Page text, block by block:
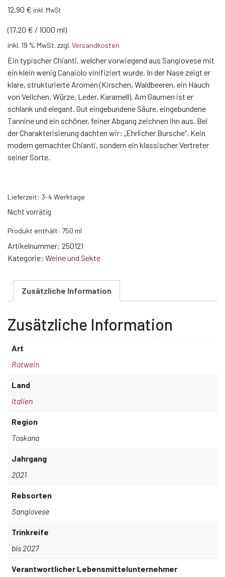
12,90 € inkl. MwSt
(17,20 € / 1000 ml)
inkl. 19 % MwSt. zzgl. Versandkosten
Ein typischer Chianti, welcher vorwiegend aus Sangiovese mit
ein klein wenig Canaiolo vinifiziert wurde. In der Nase zeigt er
klare, strukturierte Aromen (Kirschen, Waldbeeren, ein Hauch
von Veilchen, Würze, Leder, Karamell). Am Gaumen ist er
schlank und elegant. Gut eingebundene Säure, eingebundene
Tannine und ein schöner, feiner Abgang zeichnen ihn aus. Bei
der Charakterisierung dachten wir: „Ehrlicher Bursche“. Kein
modern gemachter Chianti, sondern ein klassischer Vertreter
seiner Sorte.
Lieferzeit: 3-4 Werktage
Nicht vorrätig
Produkt enthält: 750 ml
Artikelnummer: 250121
Kategorie: Weine und Sekte
Zusätzliche Information
Zusätzliche Information
Art
Rotwein
Land
Italien
Region
Toskana
Jahrgang
2021
Rebsorten
Sangiovese
Trinkreife
bis 2027
Verantwortlicher Lebensmittelunternehmer